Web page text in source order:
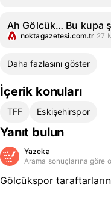
Ah Gölcük… Bu kupa
noktagazetesi.com.tr 27
Daha fazlasını göster
İçerik konuları
TFF Eskişehirspor
Yanıt bulun
Yazeka
Arama sonuçlarına göre
Gölcükspor